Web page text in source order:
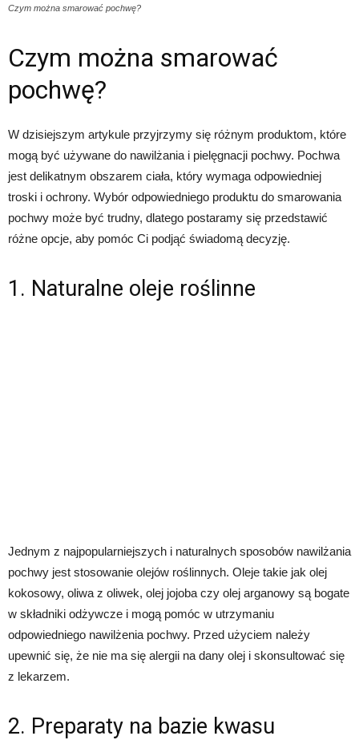
Czym można smarować pochwę?
Czym można smarować
pochwę?
W dzisiejszym artykule przyjrzymy się różnym produktom, które
mogą być używane do nawilżania i pielęgnacji pochwy. Pochwa
jest delikatnym obszarem ciała, który wymaga odpowiedniej
troski i ochrony. Wybór odpowiedniego produktu do smarowania
pochwy może być trudny, dlatego postaramy się przedstawić
różne opcje, aby pomóc Ci podjąć świadomą decyzję.
1. Naturalne oleje roślinne
Jednym z najpopularniejszych i naturalnych sposobów nawilżania
pochwy jest stosowanie olejów roślinnych. Oleje takie jak olej
kokosowy, oliwa z oliwek, olej jojoba czy olej arganowy są bogate
w składniki odżywcze i mogą pomóc w utrzymaniu
odpowiedniego nawilżenia pochwy. Przed użyciem należy
upewnić się, że nie ma się alergii na dany olej i skonsultować się
z lekarzem.
2. Preparaty na bazie kwasu